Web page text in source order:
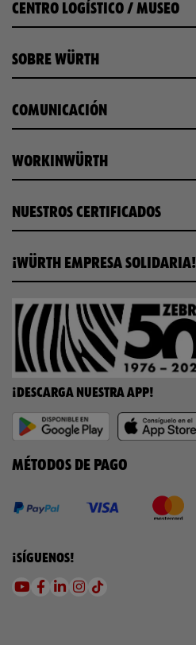
CENTRO LOGÍSTICO / MUSEO
SOBRE WÜRTH
COMUNICACIÓN
WORKINWÜRTH
NUESTROS CERTIFICADOS
¡WÜRTH EMPRESA SOLIDARIA!
¡DESCARGA NUESTRA APP!
MÉTODOS DE PAGO
¡SÍGUENOS!